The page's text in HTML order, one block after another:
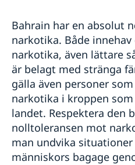
Bahrain har en absolut
narkotika. Både
narkotika, även lättare
är belagt med stränga
gälla även personer
narkotika i kroppen
landet. Respektera den
nolltoleransen mot
man undvika
människors bagage